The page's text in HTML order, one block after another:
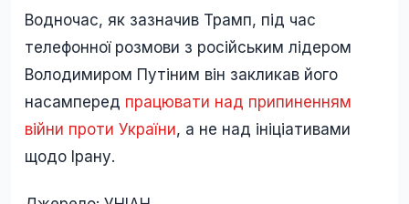
Водночас, як зазначив Трамп, під час
телефонної розмови з російським лідером
Володимиром Путіним він закликав його
насамперед працювати над припиненням
війни проти України, а не над ініціативами
щодо Ірану.